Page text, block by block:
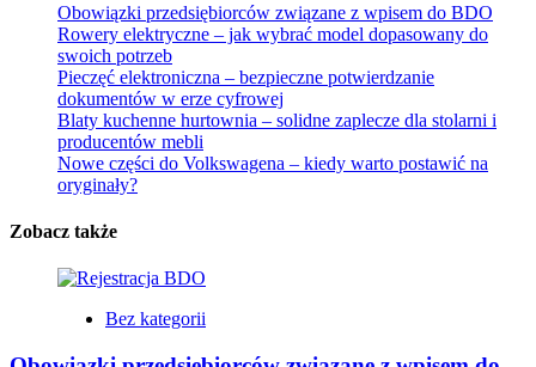
Obowiązki przedsiębiorców związane z wpisem do BDO
Rowery elektryczne – jak wybrać model dopasowany do
swoich potrzeb
Pieczęć elektroniczna – bezpieczne potwierdzanie
dokumentów w erze cyfrowej
Blaty kuchenne hurtownia – solidne zaplecze dla stolarni i
producentów mebli
Nowe części do Volkswagena – kiedy warto postawić na
oryginały?
Zobacz także
Bez kategorii